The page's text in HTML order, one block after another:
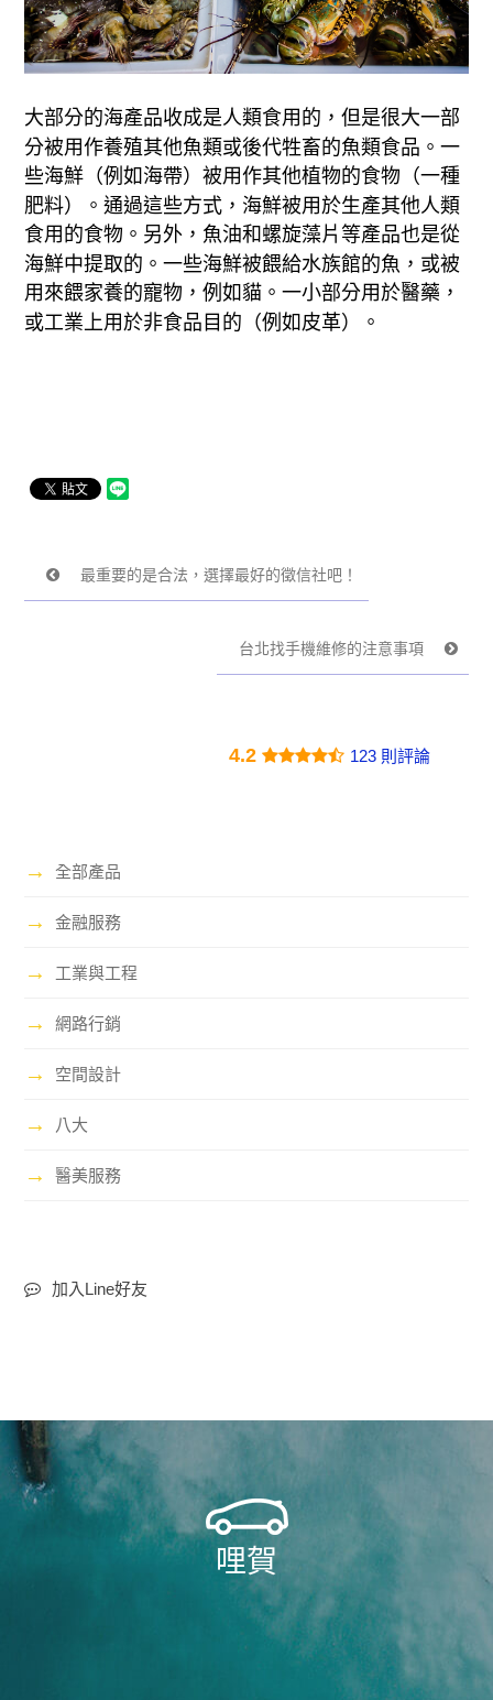
大部分的海產品收成是人類食用的，但是很大一部
分被用作養殖其他魚類或後代牲畜的魚類食品。一
些海鮮（例如海帶）被用作其他植物的食物（一種
肥料）。通過這些方式，海鮮被用於生產其他人類
食用的食物。另外，魚油和螺旋藻片等產品也是從
海鮮中提取的。一些海鮮被餵給水族館的魚，或被
用來餵家養的寵物，例如貓。一小部分用於醫藥，
或工業上用於非食品目的（例如皮革）。
最重要的是合法，選擇最好的徵信社吧！
台北找手機維修的注意事項
4.2 123 則評論
→ 全部產品
→ 金融服務
→ 工業與工程
→ 網路行銷
→ 空間設計
→ 八大
→ 醫美服務
加入Line好友
哩賀